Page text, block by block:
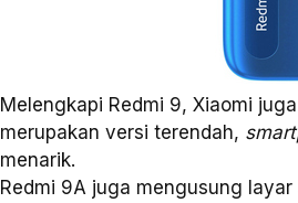
Melengkapi Redmi 9, Xiaomi
merupakan versi terendah,
menarik.
Redmi 9A juga mengusung